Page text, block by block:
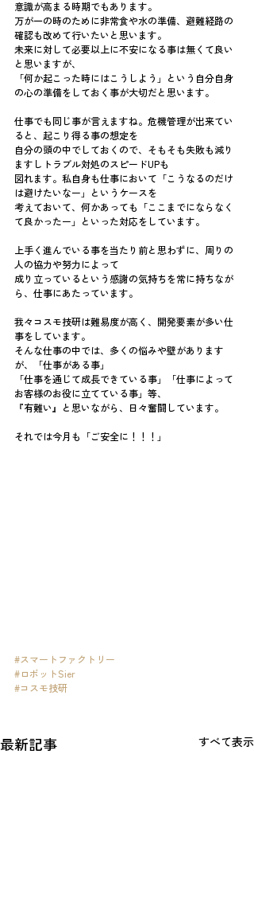
意識が高まる時期でもあります。
万が一の時のために非常食や水の準備、避難経路の
確認も改めて行いたいと思います。
未来に対して必要以上に不安になる事は無くて良い
と思いますが、
「何か起こった時にはこうしよう」という自分自身
の心の準備をしておく事が大切だと思います。
仕事でも同じ事が言えますね。危機管理が出来てい
ると、起こり得る事の想定を
自分の頭の中でしておくので、そもそも失敗も減り
ますしトラブル対処のスピードUPも
図れます。私自身も仕事において「こうなるのだけ
は避けたいなー」というケースを
考えておいて、何かあっても「ここまでにならなく
て良かったー」といった対応をしています。
上手く進んでいる事を当たり前と思わずに、周りの
人の協力や努力によって
成り立っているという感謝の気持ちを常に持ちなが
ら、仕事にあたっています。
我々コスモ技研は難易度が高く、開発要素が多い仕
事をしています。
そんな仕事の中では、多くの悩みや壁があります
が、「仕事がある事」
「仕事を通じて成長できている事」「仕事によって
お客様のお役に立てている事」等、
『有難い』と思いながら、日々奮闘しています。
それでは今月も「ご安全に！！！」
#スマートファクトリー
#ロボットSier
#コスモ技研
最新記事 すべて表示